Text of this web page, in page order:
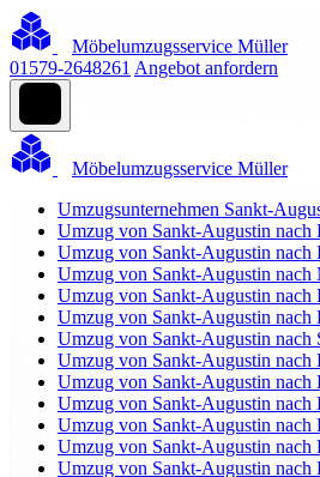
Möbelumzugsservice Müller
01579-2648261 Angebot anfordern
Möbelumzugsservice Müller
Umzugsunternehmen Sankt-
Umzug von Sankt-Augustin nach
Umzug von Sankt-Augustin nach
Umzug von Sankt-Augustin nach
Umzug von Sankt-Augustin nach
Umzug von Sankt-Augustin nach
Umzug von Sankt-Augustin nach
Umzug von Sankt-Augustin nach
Umzug von Sankt-Augustin nach
Umzug von Sankt-Augustin nach
Umzug von Sankt-Augustin nach
Umzug von Sankt-Augustin nach
Umzug von Sankt-Augustin nach